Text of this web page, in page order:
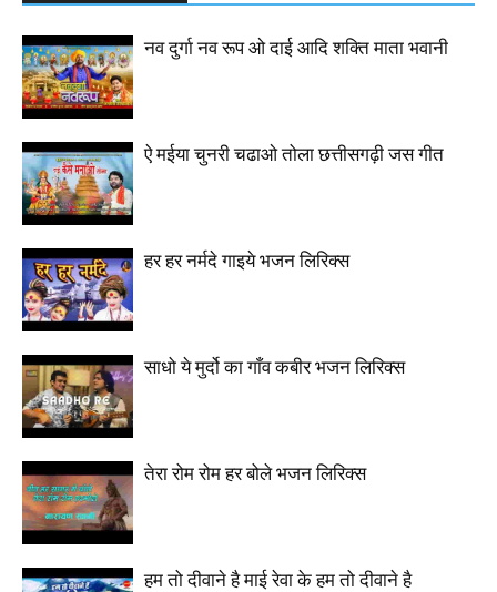
नव दुर्गा नव रूप ओ दाई आदि शक्ति माता भवानी
ऐ मईया चुनरी चढाओ तोला छत्तीसगढ़ी जस गीत
हर हर नर्मदे गाइये भजन लिरिक्स
साधो ये मुर्दो का गाँव कबीर भजन लिरिक्स
तेरा रोम रोम हर बोले भजन लिरिक्स
हम तो दीवाने है माई रेवा के हम तो दीवाने है